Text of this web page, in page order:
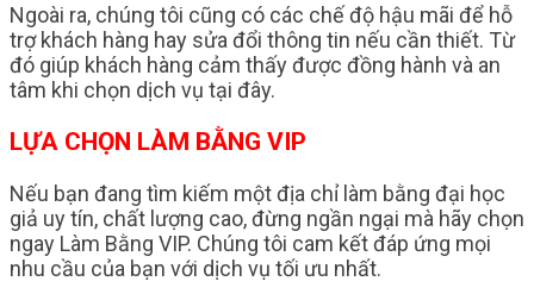
Ngoài ra, chúng tôi cũng có các chế độ hậu mãi để hỗ
trợ khách hàng hay sửa đổi thông tin nếu cần thiết. Từ
đó giúp khách hàng cảm thấy được đồng hành và an
tâm khi chọn dịch vụ tại đây.
LỰA CHỌN LÀM BẰNG VIP
Nếu bạn đang tìm kiếm một địa chỉ làm bằng đại học
giả uy tín, chất lượng cao, đừng ngần ngại mà hãy chọn
ngay Làm Bằng VIP. Chúng tôi cam kết đáp ứng mọi
nhu cầu của bạn với dịch vụ tối ưu nhất.